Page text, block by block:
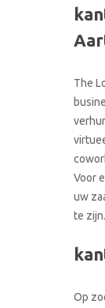
The
Voor
uw
te zijn.
Op